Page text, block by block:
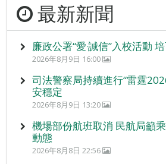
最新新聞
廉政公署“愛‧誠信”入校活動
2026年8月9日 16:00
司法警察局持續進行“雷霆
安穩定
2026年8月9日 13:20
機場部份航班取消 民航局籲
動態
2026年8月8日 22:56